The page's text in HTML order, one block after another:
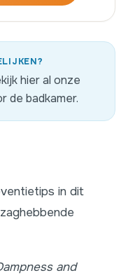
hier al onze
de badkamer.
in dit
and